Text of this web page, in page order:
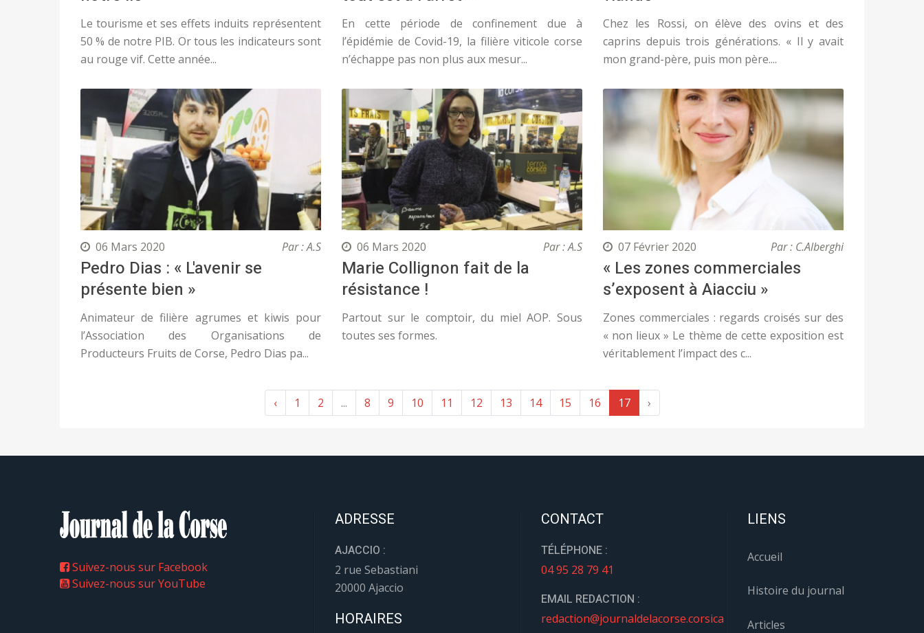
Le tourisme et ses effets induits représentent
50 % de notre PIB. Or tous les indicateurs sont
au rouge vif. Cette année...
En cette période de confinement due à
l’épidémie de Covid-19, la filière viticole corse
n’échappe pas non plus aux mesur...
Chez les Rossi, on élève des ovins et des
caprins depuis trois générations. « Il y avait
mon grand-père, puis mon père....
06 Mars 2020 Par : A.S
Pedro Dias : « L'avenir se
présente bien »
Animateur de filière agrumes et kiwis pour
l’Association des Organisations de
Producteurs Fruits de Corse, Pedro Dias pa...
06 Mars 2020 Par : A.S
Marie Collignon fait de la
résistance !
Partout sur le comptoir, du miel AOP. Sous
toutes ses formes.
07 Février 2020 Par : C.Alberghi
« Les zones commerciales
s’exposent à Aiacciu »
Zones commerciales : regards croisés sur des
« non lieux » Le thème de cette exposition est
véritablement l’impact des c...
‹ 1 2 ... 8 9 10 11 12 13 14 15 16 17 ›
Suivez-nous sur Facebook
Suivez-nous sur YouTube
ADRESSE
AJACCIO :
2 rue Sebastiani
20000 Ajaccio
HORAIRES
CONTACT
TÉLÉPHONE :
04 95 28 79 41
EMAIL REDACTION :
redaction@journaldelacorse.corsica
LIENS
Accueil
Histoire du journal
Articles